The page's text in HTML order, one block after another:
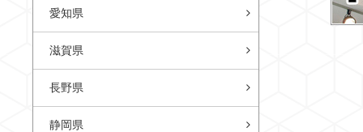
愛知県
滋賀県
長野県
静岡県